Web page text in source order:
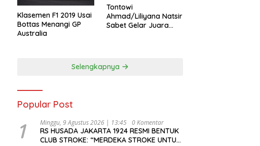
Klasemen F1 2019 Usai
Bottas Menangi GP
Australia
Tontowi
Ahmad/Liliyana Natsir
Sabet Gelar Juara
Selengkapnya
Popular Post
1 Minggu, 9 Agustus 2026 | 13:45 0 Komentar
RS HUSADA JAKARTA 1924 RESMI BENTUK
CLUB STROKE: “MERDEKA STROKE UNTUK